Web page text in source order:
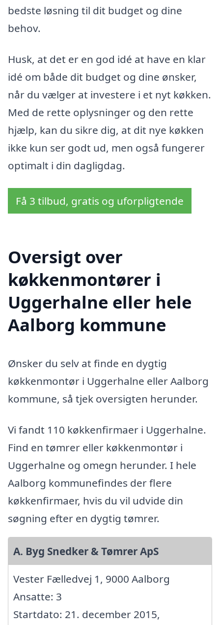
bedste løsning til dit budget og dine
behov.
Husk, at det er en god idé at have en klar
idé om både dit budget og dine ønsker,
når du vælger at investere i et nyt køkken.
Med de rette oplysninger og den rette
hjælp, kan du sikre dig, at dit nye køkken
ikke kun ser godt ud, men også fungerer
optimalt i din dagligdag.
Få 3 tilbud, gratis og uforpligtende
Oversigt over
køkkenmontører i
Uggerhalne eller hele
Aalborg kommune
Ønsker du selv at finde en dygtig
køkkenmontør i Uggerhalne eller Aalborg
kommune, så tjek oversigten herunder.
Vi fandt 110 køkkenfirmaer i Uggerhalne.
Find en tømrer eller køkkenmontør i
Uggerhalne og omegn herunder. I hele
Aalborg kommunefindes der flere
køkkenfirmaer, hvis du vil udvide din
søgning efter en dygtig tømrer.
A. Byg Snedker & Tømrer ApS
Vester Fælledvej 1, 9000 Aalborg
Ansatte: 3
Startdato: 21. december 2015,